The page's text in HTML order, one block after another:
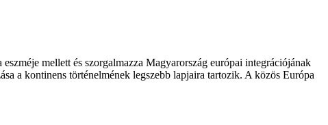
mellett és szorgalmazza Magyarország európai integrációjának
a kontinens történelmének legszebb lapjaira tartozik. A közös Európa